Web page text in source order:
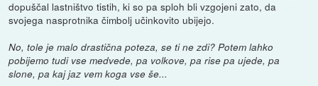
dopuščal lastništvo tistih, ki so pa sploh bli vzgojeni zato, da
svojega nasprotnika čimbolj učinkovito ubijejo.
No, tole je malo drastična poteza, se ti ne zdi? Potem lahko
pobijemo tudi vse medvede, pa volkove, pa rise pa ujede, pa
slone, pa kaj jaz vem koga vse še...